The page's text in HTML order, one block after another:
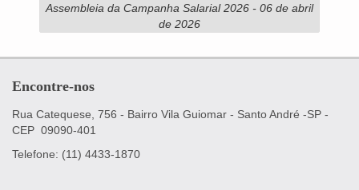
Assembleia da Campanha Salarial 2026 - 06 de abril
de 2026
Encontre-nos
Rua Catequese, 756 - Bairro Vila Guiomar - Santo André -SP -
CEP 09090-401
Telefone: (11) 4433-1870